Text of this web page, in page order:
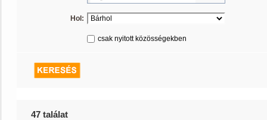
Hol:
csak nyitott közösségekben
47 találat